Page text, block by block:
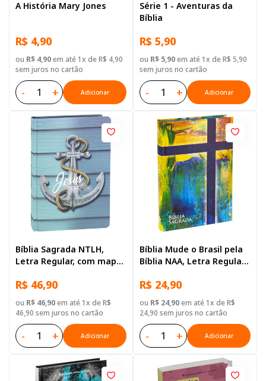
A História Mary Jones
R$ 4,90
ou R$ 4,90em até 1x de R$ 4,90
sem juros no cartão
- + Adicionar
Série 1 - Aventuras da
Bíblia
R$ 5,90
ou R$ 5,90em até 1x de R$ 5,90
sem juros no cartão
- + Adicionar
Bíblia Sagrada NTLH,
Letra Regular, com mapa,
Azul-claro
R$ 46,90
ou R$ 46,90em até 1x de R$
46,90 sem juros no cartão
- + Adicionar
Bíblia Mude o Brasil pela
Bíblia NAA, Letra Regular,
R$ 24,90
ou R$ 24,90em até 1x de R$
24,90 sem juros no cartão
- + Adicionar